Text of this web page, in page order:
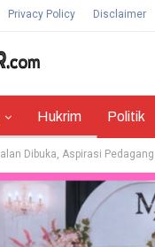
Privacy Policy Disclaimer
Hukrim Politik
Dibuka, Aspirasi